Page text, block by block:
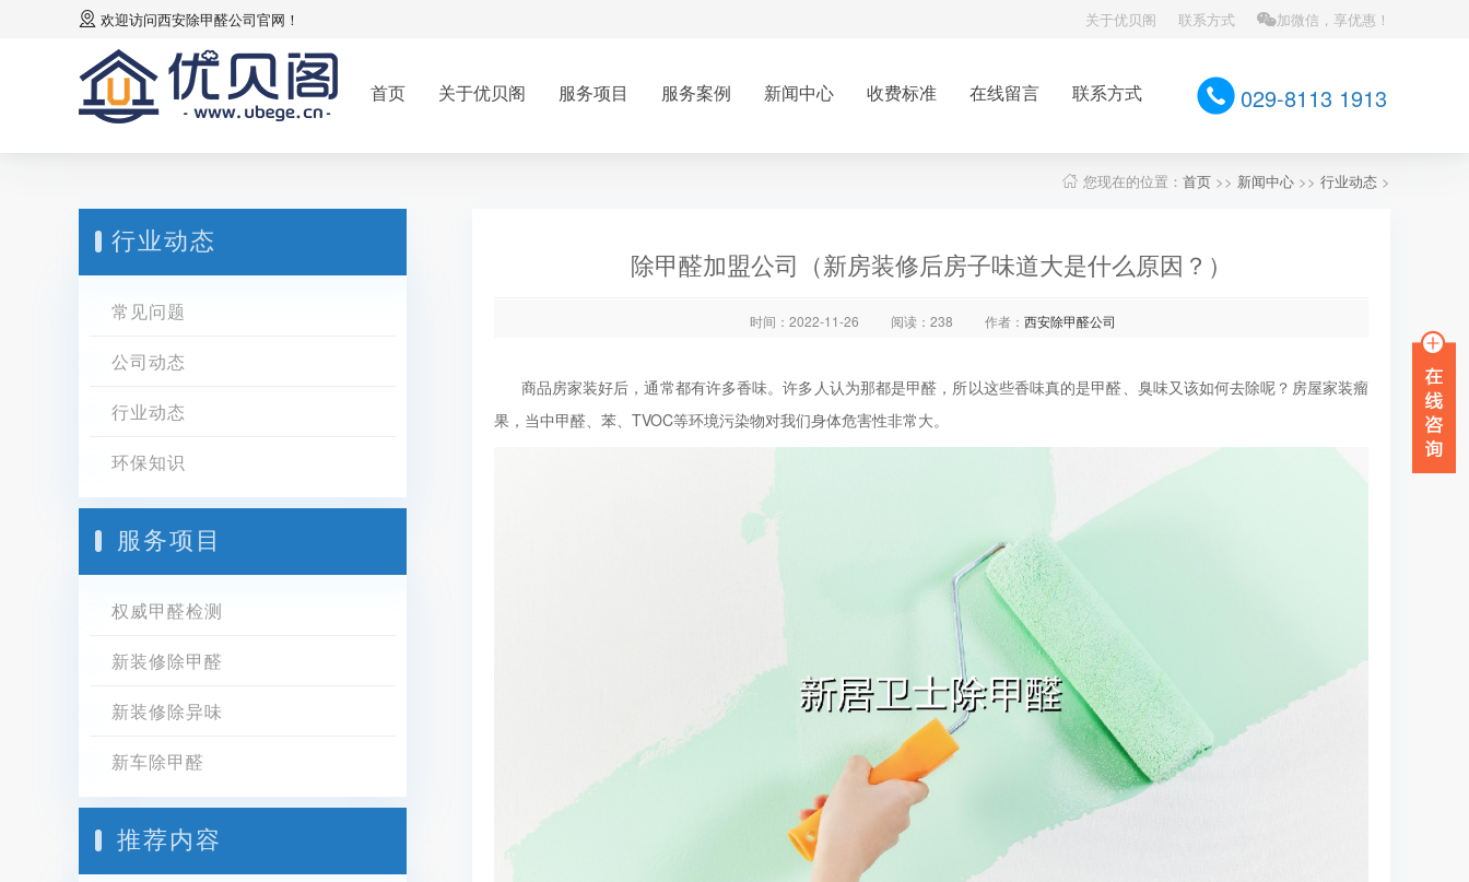
欢迎访问西安除甲醛公司官网！ 关于优贝阁 联系方式 加微信，享优惠！
首页 关于优贝阁 服务项目 服务案例 新闻中心 收费标准 在线留言 联系方式 029-8113 1913
您现在的位置： 首页 >> 新闻中心 >> 行业动态 >
行业动态
常见问题
公司动态
行业动态
环保知识
服务项目
权威甲醛检测
新装修除甲醛
新装修除异味
新车除甲醛
推荐内容
除甲醛加盟公司（新房装修后房子味道大是什么原因？）
时间：2022-11-26 阅读：238 作者： 西安除甲醛公司
商品房家装好后，通常都有许多香味。许多人认为那都是甲醛，所以这些香味真的是甲醛、臭味又该如何去除呢？房屋家装瘤
果，当中甲醛、苯、TVOC等环境污染物对我们身体危害性非常大。